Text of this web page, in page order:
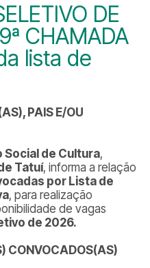
DE
CHAMADA
lista de
PAIS E/OU
de Cultura,
Tatuí, informa a relação
por Lista de
, para realização
de vagas
de 2026.
CONVOCADOS(AS)